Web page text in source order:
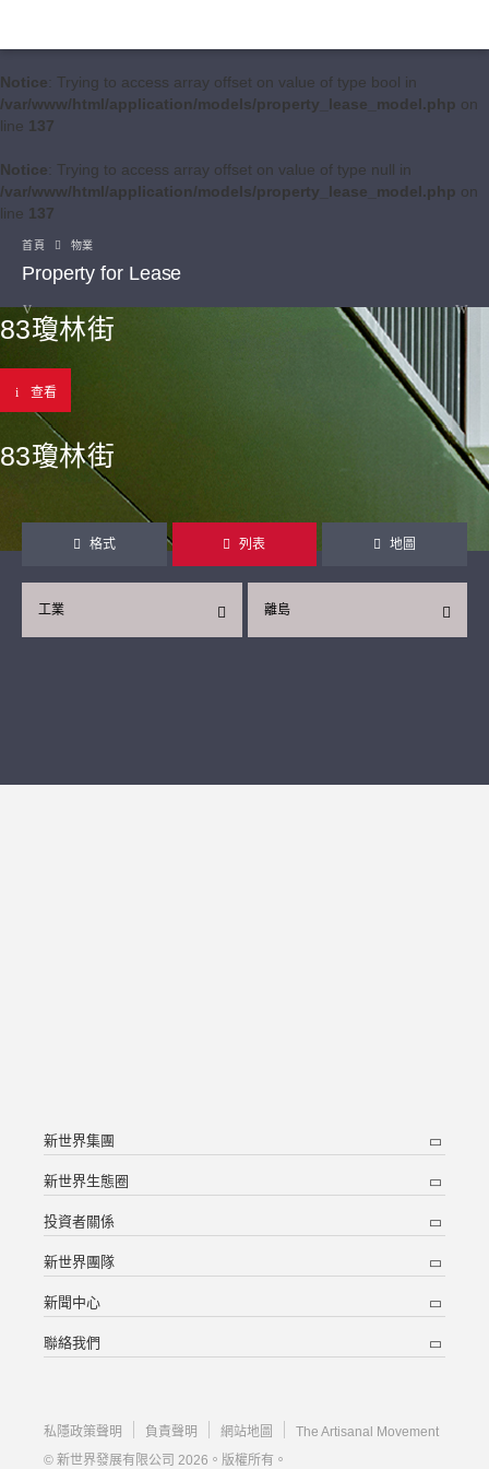
Notice: Trying to access array offset on value of type bool in
/var/www/html/application/models/property_lease_model.php on
line 137
Notice: Trying to access array offset on value of type null in
/var/www/html/application/models/property_lease_model.php on
line 137
首頁 物業
Property for Lease
83瓊林街
查看
83瓊林街
格式 列表 地圖
離島
工業
新世界集團
新世界生態圈
投資者關係
新世界團隊
新聞中心
聯絡我們
私隱政策聲明 負責聲明 網站地圖
The Artisanal Movement
© 新世界發展有限公司 2026。版權所有。